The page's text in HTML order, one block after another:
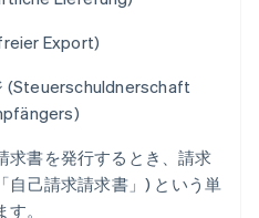
Export)
(Steuerschuldnerschaft
)
求書を発行するとき、請求
自己請求請求書」) という単
。